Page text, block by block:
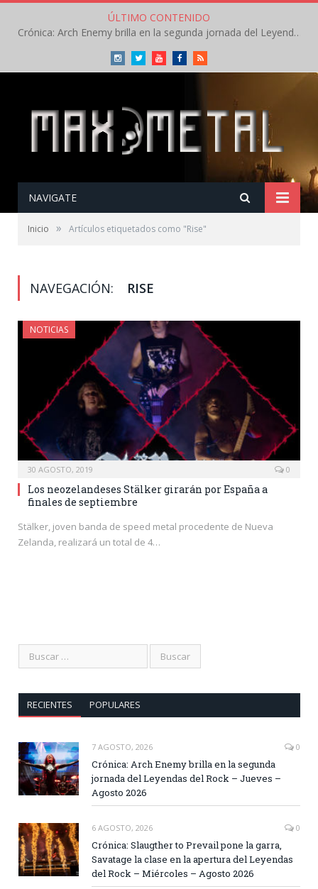
ÚLTIMO CONTENIDO
Crónica: Arch Enemy brilla en la segunda jornada del Leyendas del Rock – Jueves – Agosto 2026
InstagramTwitterYoutubeFacebookRSS
NAVIGATE
Inicio » Artículos etiquetados como "Rise"
NAVEGACIÓN: RISE
NOTICIAS
30 AGOSTO, 2019 0
Los neozelandeses Stälker girarán por España a
finales de septiembre
Stälker, joven banda de speed metal procedente de Nueva
Zelanda, realizará un total de 4…
RECIENTES POPULARES
7 AGOSTO, 2026 0
Crónica: Arch Enemy brilla en la segunda
jornada del Leyendas del Rock – Jueves –
Agosto 2026
6 AGOSTO, 2026 0
Crónica: Slaugther to Prevail pone la garra,
Savatage la clase en la apertura del Leyendas
del Rock – Miércoles – Agosto 2026